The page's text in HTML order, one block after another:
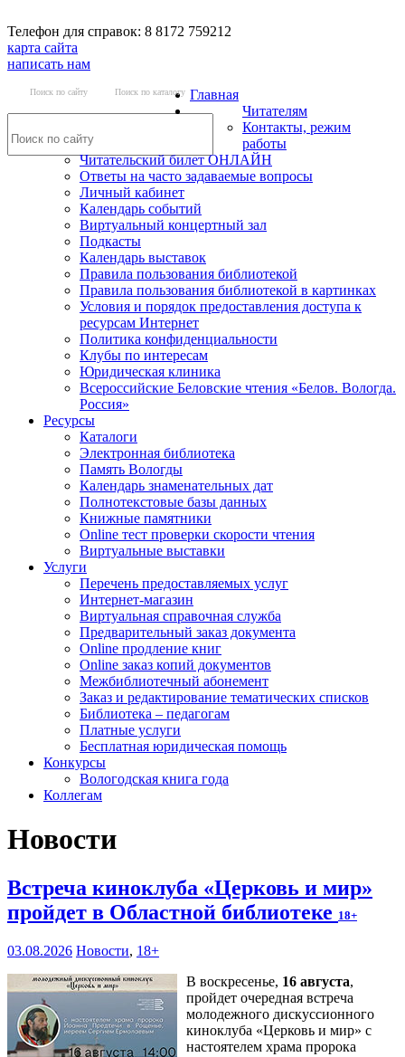
Телефон для справок: 8 8172 759212
карта сайта
написать нам
Поиск по сайту Поиск по каталогу Главная
Читателям
Контакты, режим
работы
Читательский билет ОНЛАЙН
Ответы на часто задаваемые вопросы
Личный кабинет
Календарь событий
Виртуальный концертный зал
Подкасты
Календарь выставок
Правила пользования библиотекой
Правила пользования библиотекой в картинках
Условия и порядок предоставления доступа к
ресурсам Интернет
Политика конфиденциальности
Клубы по интересам
Юридическая клиника
Всероссийские Беловские чтения «Белов. Вологда.
Россия»
Ресурсы
Каталоги
Электронная библиотека
Память Вологды
Календарь знаменательных дат
Полнотекстовые базы данных
Книжные памятники
Online тест проверки скорости чтения
Виртуальные выставки
Услуги
Перечень предоставляемых услуг
Интернет-магазин
Виртуальная справочная служба
Предварительный заказ документа
Online продление книг
Online заказ копий документов
Межбиблиотечный абонемент
Заказ и редактирование тематических списков
Библиотека – педагогам
Платные услуги
Бесплатная юридическая помощь
Конкурсы
Вологодская книга года
Коллегам
Новости
Встреча киноклуба «Церковь и мир»
пройдет в Областной библиотеке 18+
03.08.2026 Новости, 18+
В воскресенье, 16 августа,
пройдет очередная встреча
молодежного дискуссионного
киноклуба «Церковь и мир» с
настоятелем храма пророка